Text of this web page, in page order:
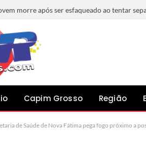
Capim Grosso Região
de Saúde de Nova Fátima pega fogo próximo a